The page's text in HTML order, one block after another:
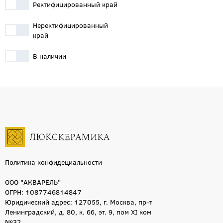
Ректифицированный край
Неректифицированный
край
В наличии
Политика конфидециальности
ООО "АКВАРЕЛЬ"
ОГРН: 1087746814847
Юридический адрес: 127055, г. Москва, пр-т
Ленинградский, д. 80, к. 66, эт. 9, пом XI ком